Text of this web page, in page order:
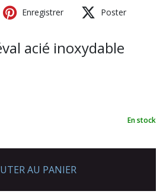
Enregistrer Poster
acié inoxydable
En stock
AU PANIER